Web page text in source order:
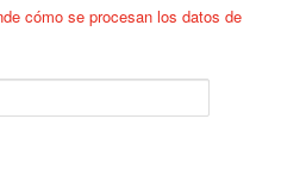
cómo se procesan los datos de